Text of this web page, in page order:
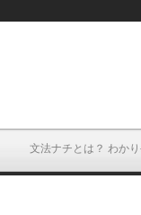
文法ナチとは？ わか